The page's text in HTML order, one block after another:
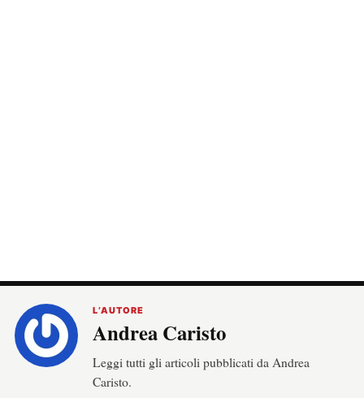
L’AUTORE
Andrea Caristo
Leggi tutti gli articoli pubblicati da Andrea
Caristo.